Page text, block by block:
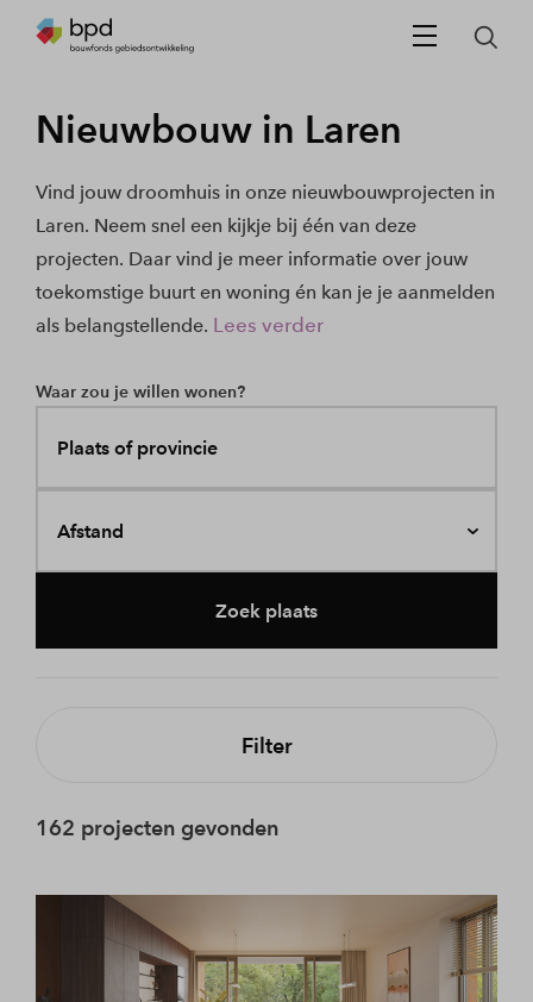
Nieuwbouw in Laren
Vind jouw droomhuis in onze nieuwbouwprojecten in
Laren. Neem snel een kijkje bij één van deze
projecten. Daar vind je meer informatie over jouw
toekomstige buurt en woning én kan je je aanmelden
als belangstellende. Lees verder
Waar zou je willen wonen?
Plaats of provincie
Afstand
Zoek plaats
Filter
162 projecten gevonden